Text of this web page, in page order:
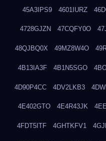
45A3IPS9 4601IURZ
4728GJZN 47CQFY0O
48QJBQ0X 49MZ8W4O
4B13IA3F 4B1N5SGO
4D90P4CC 4DV2LKB3
4E402GTO 4E4R43JK
4FDT5ITF 4GHTKFV1